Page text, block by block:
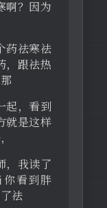
啊？因为
药祛寒祛
，跟祛热
起，看到
就是这样
，我读了
你看到胖
祛